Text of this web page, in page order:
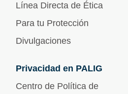
Línea Directa de Ética
Para tu Protección
Divulgaciones
Privacidad en PALIG
Centro de Política de